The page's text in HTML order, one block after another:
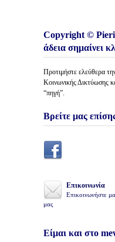
Copyright ©
άδεια σημαίνει
Προτιμήστε
Κοινωνικής Δικτύωσης
“πηγή”.
Βρείτε μας
Επικοινωνία
Επικοινωνήστε
μας
Είμαι και στο